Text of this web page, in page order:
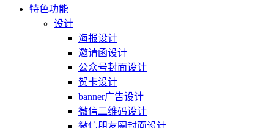
特色功能
设计
海报设计
邀请函设计
公众号封面设计
贺卡设计
banner广告设计
微信二维码设计
微信朋友圈封面设计